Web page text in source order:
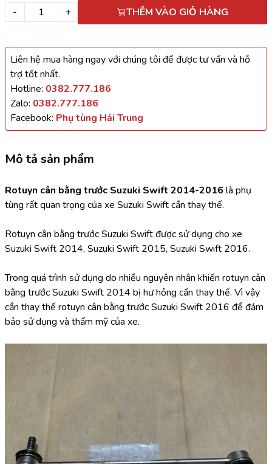
- + THÊM VÀO GIỎ HÀNG
Liên hệ mua hàng ngay với chúng tôi để được tư vấn và hỗ
trợ tốt nhất.
Hotline: 0382.777.186
Zalo: 0382.777.186
Facebook: Phụ tùng Hải Trung
Mô tả sản phẩm
Rotuyn cân bằng trước Suzuki Swift 2014-2016 là phụ
tùng rất quan trọng của xe Suzuki Swift cần thay thế.
Rotuyn cân bằng trước Suzuki Swift được sử dụng cho xe
Suzuki Swift 2014, Suzuki Swift 2015, Suzuki Swift 2016.
Trong quá trình sử dụng do nhiều nguyên nhân khiến rotuyn cân
bằng trước Suzuki Swift 2014 bị hư hỏng cần thay thế. Vì vậy
cần thay thế rotuyn cân bằng trước Suzuki Swift 2016 để đảm
bảo sử dụng và thẩm mỹ của xe.